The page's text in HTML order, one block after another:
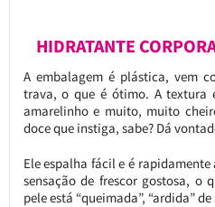
HIDRATANTE
A embalagem é plástica, vem
trava, o que é ótimo. A textura
amarelinho e muito, muito
doce que instiga, sabe? Dá
Ele espalha fácil e é
sensação de frescor gostosa, o
pele está “queimada”, “ardida”